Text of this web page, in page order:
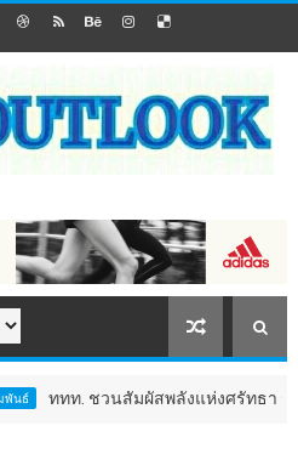
. ชวนสัมผัสพลังแห่งศรัทธา ร่วมงาน "